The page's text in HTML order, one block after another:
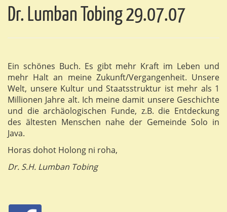
Dr. Lumban Tobing 29.07.07
Ein schönes Buch. Es gibt mehr Kraft im Leben und
mehr Halt an meine Zukunft/Vergangenheit. Unsere
Welt, unsere Kultur und Staatsstruktur ist mehr als 1
Millionen Jahre alt. Ich meine damit unsere Geschichte
und die archäologischen Funde, z.B. die Entdeckung
des ältesten Menschen nahe der Gemeinde Solo in
Java.
Horas dohot Holong ni roha,
Dr. S.H. Lumban Tobing